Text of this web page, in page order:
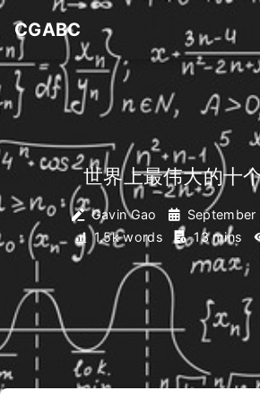
CGABC
世界上最伟大的十
Gavin Gao
September
1.5k words
13 mins